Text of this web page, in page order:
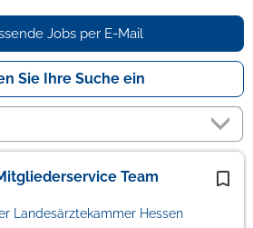
Jobs per E-Mail
Sie Ihre Suche ein
Team
Landesärztekammer Hessen